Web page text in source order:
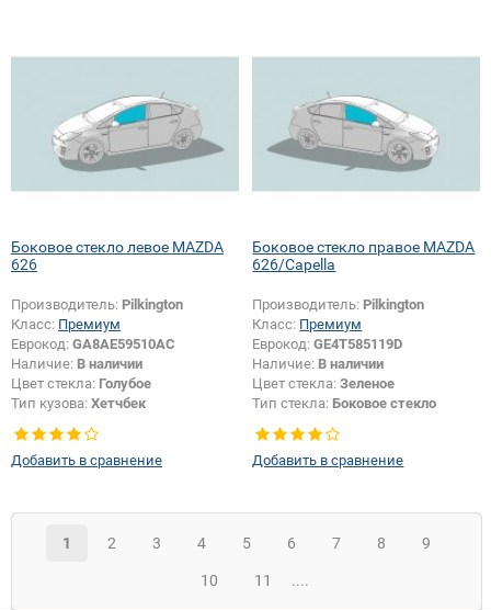
Боковое стекло левое MAZDA
626
Производитель: Pilkington
Класс: Премиум
Еврокод: GA8AE59510AC
Наличие: В наличии
Цвет стекла: Голубое
Тип кузова: Хетчбек
Добавить в сравнение
Боковое стекло правое MAZDA
626/Capella
Производитель: Pilkington
Класс: Премиум
Еврокод:GE4T585119D
Наличие: В наличии
Цвет стекла:Зеленое
Тип стекла: Боковое стекло
Добавить в сравнение
1 2 3 4 5 6 7 8 9
10 11 ....